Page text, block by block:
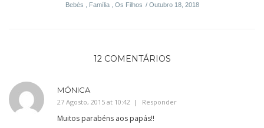
Bebés Família, Os Filhos Outubro 18, 2018
12 COMENTÁRIOS
MÓNICA
27 Agosto, 2015 at 10:42 Responder
Muitos parabéns aos papás!!